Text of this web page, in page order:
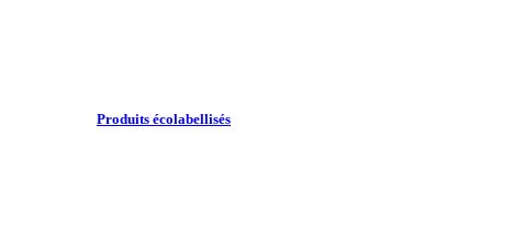
Produits écolabellisés